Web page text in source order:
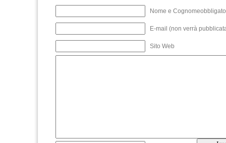
Nome e
E-mail (non verrà
Sito Web